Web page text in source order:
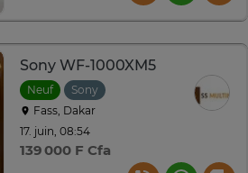
Sony WF-1000XM5
Neuf
Sony
Fass, Dakar
17. juin, 08:54
139 000 F Cfa